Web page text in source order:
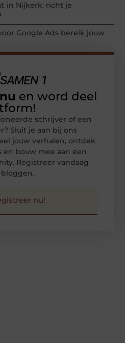
in Nijkerk: richt je
Google Ads bereik jouw
en word deel
schrijver of een
Sluit je aan bij ons
jouw verhalen, ontdek
bouw mee aan een
Registreer vandaag
nu!